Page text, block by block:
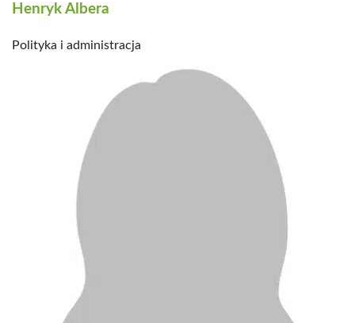
Henryk Albera
Polityka i administracja